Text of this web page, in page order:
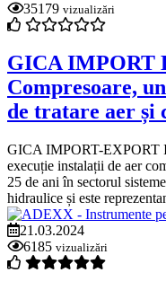
35179 vizualizări
GICA IMPORT
Compresoare,
de tratare aer și
GICA IMPORT-EXPORT
execuție instalații de aer
25 de ani în sectorul
hidraulice și este
21.03.2024
6185 vizualizări